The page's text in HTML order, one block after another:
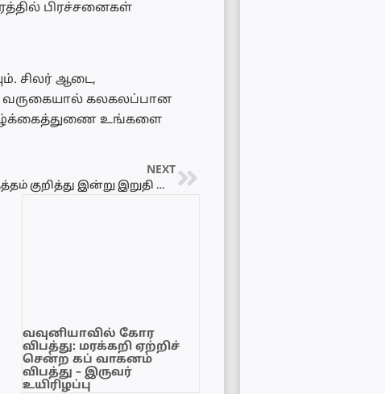
பிரச்சனைகள்
சிலர் ஆடை,
வருகையால் கலகலப்பான
உங்களை
NEXT
மின்கட்டண திருத்தம் குறித்து இன்று இறுதி வாய்ப்பு
வவுனியாவில் கோர
விபத்து: மரக்கறி ஏற்றிச்
சென்ற கப் வாகனம்
விபத்து – இருவர்
உயிரிழப்பு